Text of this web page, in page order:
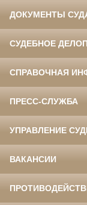
ДОКУМЕНТЫ
СУДЕБНОЕ
СПРАВОЧНАЯ
ПРЕСС-СЛУЖБА
УПРАВЛЕНИЕ
ВАКАНСИИ